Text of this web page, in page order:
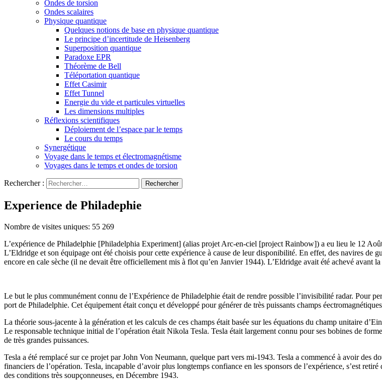
Ondes de torsion
Ondes scalaires
Physique quantique
Quelques notions de base en physique quantique
Le principe d’incertitude de Heisenberg
Superposition quantique
Paradoxe EPR
Théorème de Bell
Téléportation quantique
Effet Casimir
Effet Tunnel
Energie du vide et particules virtuelles
Les dimensions multiples
Réflexions scientifiques
Déploiement de l’espace par le temps
Le cours du temps
Synergétique
Voyage dans le temps et électromagnétisme
Voyages dans le temps et ondes de torsion
Rechercher :
Experience de Philadephie
Nombre de visites uniques: 55 269
L’expérience de Philadelphie [Philadelphia Experiment] (alias projet Arc-en-ciel [project Rainbow]) a eu lieu le 12
L’Eldridge et son équipage ont été choisis pour cette expérience à cause de leur disponibilité. En effet, des navires de
encore en cale sèche (il ne devait être officiellement mis à flot qu’en Janvier 1944). L’Eldridge avait été achevé avant
Le but le plus communément connu de l’Expérience de Philadelphie était de rendre possible l’invisibilité radar. Pour
port de Philadelphie. Cet équipement était conçu et développé pour générer de très puissants champs
La théorie sous-jacente à la génération et les calculs de ces champs était basée sur les équations du champ unitaire
Le responsable technique initial de l’opération était Nikola Tesla. Tesla était largement connu pour ses bobines de
de très grandes puissances.
Tesla a été remplacé sur ce projet par John Von Neumann, quelque part vers mi-1943. Tesla a commencé à avoir des
financiers de l’opération. Tesla, incapable d’avoir plus longtemps confiance en les sponsors de l’expérience, s’est
des conditions très soupçonneuses, en Décembre 1943.